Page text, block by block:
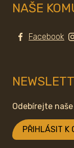
NAŠE
Facebook
Odebírejte
PŘIHLÁSIT K